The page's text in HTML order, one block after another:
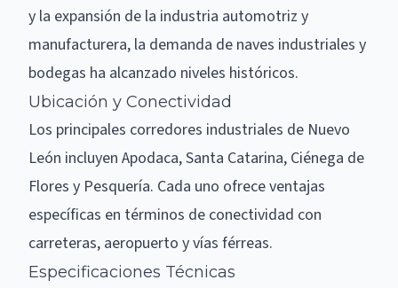
y la expansión de la industria automotriz y
manufacturera, la demanda de naves industriales y
bodegas ha alcanzado niveles históricos.
Ubicación y Conectividad
Los principales corredores industriales de Nuevo
León incluyen Apodaca, Santa Catarina, Ciénega de
Flores y Pesquería. Cada uno ofrece ventajas
específicas en términos de conectividad con
carreteras, aeropuerto y vías férreas.
Especificaciones Técnicas